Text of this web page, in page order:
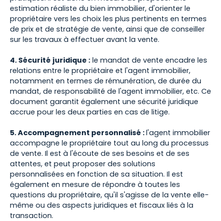
estimation réaliste du bien immobilier, d'orienter le
propriétaire vers les choix les plus pertinents en termes
de prix et de stratégie de vente, ainsi que de conseiller
sur les travaux à effectuer avant la vente.
4. Sécurité juridique : le mandat de vente encadre les
relations entre le propriétaire et l'agent immobilier,
notamment en termes de rémunération, de durée du
mandat, de responsabilité de l'agent immobilier, etc. Ce
document garantit également une sécurité juridique
accrue pour les deux parties en cas de litige.
5. Accompagnement personnalisé :l'agent immobilier
accompagne le propriétaire tout au long du processus
de vente. Il est à l'écoute de ses besoins et de ses
attentes, et peut proposer des solutions
personnalisées en fonction de sa situation. Il est
également en mesure de répondre à toutes les
questions du propriétaire, qu'il s'agisse de la vente elle-
même ou des aspects juridiques et fiscaux liés à la
transaction.